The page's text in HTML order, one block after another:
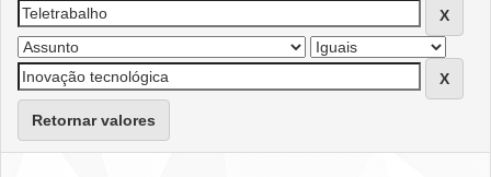
Retornar valores